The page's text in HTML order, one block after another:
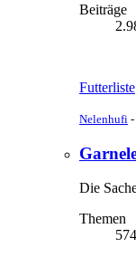
Beiträge
Futterliste
Nelenhufi -
Die
Themen
574